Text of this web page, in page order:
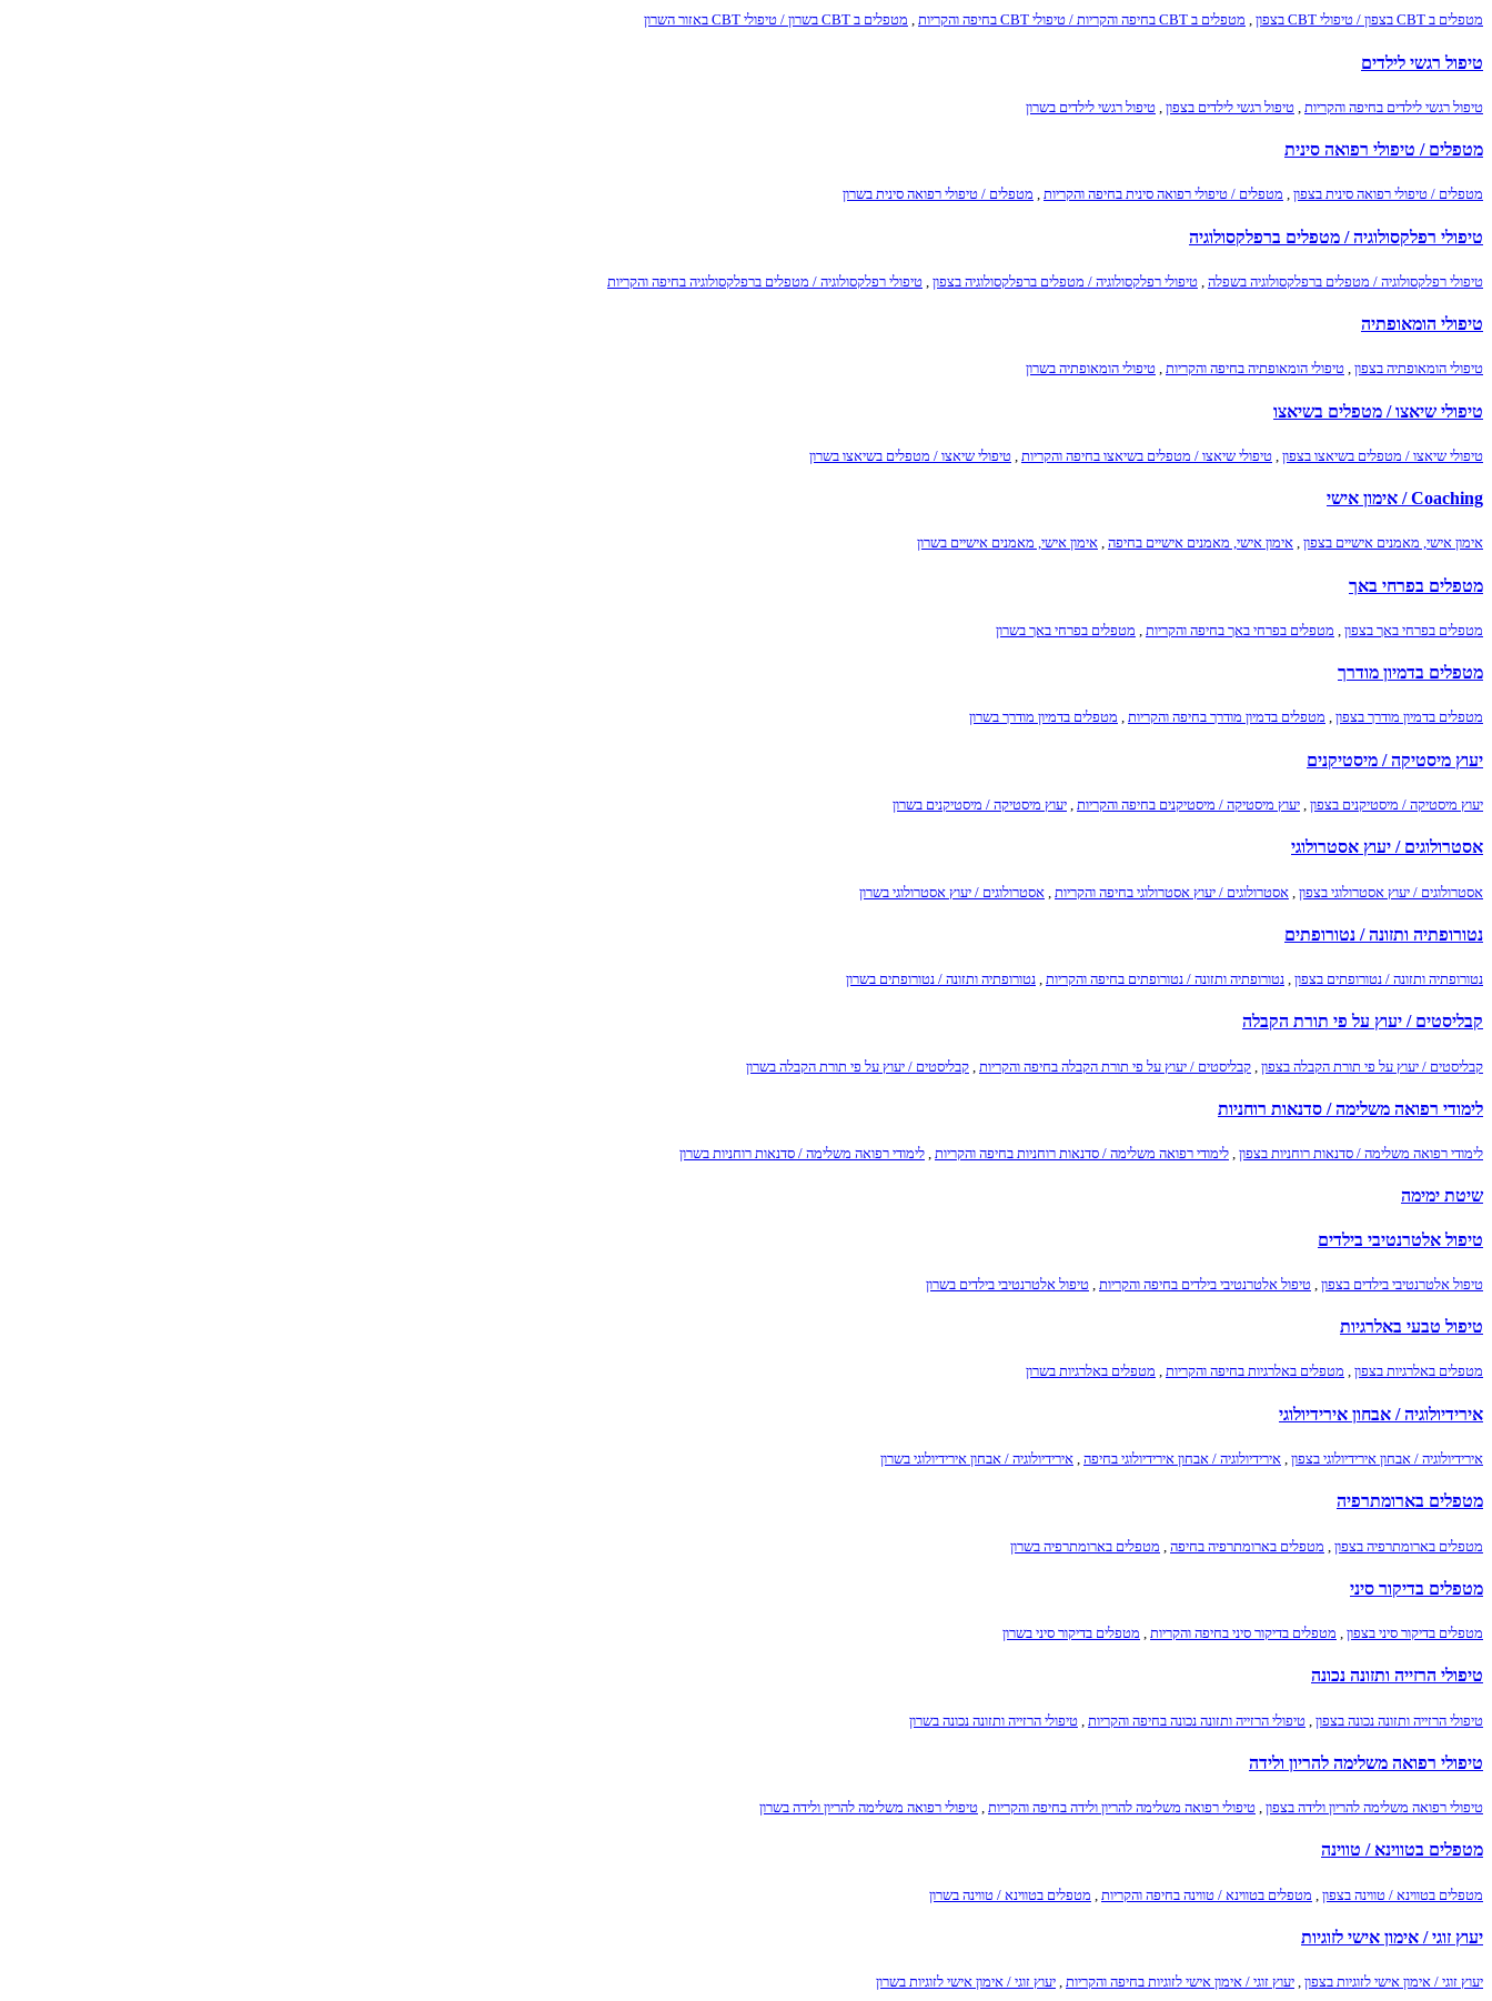
מטפלים ב CBT בצפון / טיפולי CBT בצפון , מטפלים ב CBT בחיפה והקריות / טיפולי CBT בחיפה והקריות , מטפלים ב CBT בשרון / טיפולי CBT באזור השרון
טיפול רגשי לילדים
טיפול רגשי לילדים בחיפה והקריות טיפול רגשי לילדים בצפון טיפול רגשי לילדים בשרון
מטפלים / טיפולי רפואה סינית
מטפלים / טיפולי רפואה סינית בצפון , מטפלים / טיפולי רפואה סינית בחיפה והקריות , מטפלים / טיפולי רפואה סינית בשרון
טיפולי רפלקסולוגיה / מטפלים ברפלקסולוגיה
טיפולי רפלקסולוגיה / מטפלים ברפלקסולוגיה בשפלה טיפולי רפלקסולוגיה / מטפלים ברפלקסולוגיה בצפון טיפולי רפלקסולוגיה / מטפלים ברפלקסולוגיה בחיפה והקריות
טיפולי הומאופתיה
טיפולי הומאופתיה בצפון , טיפולי הומאופתיה בחיפה והקריות , טיפולי הומאופתיה בשרון
טיפולי שיאצו / מטפלים בשיאצו
טיפולי שיאצו / מטפלים בשיאצו בצפון טיפולי שיאצו / מטפלים בשיאצו בחיפה והקריות טיפולי שיאצו / מטפלים בשיאצו בשרון
Coaching / אימון אישי
אימון אישי, מאמנים אישיים בצפון , אימון אישי, מאמנים אישיים בחיפה , אימון אישי, מאמנים אישיים בשרון
מטפלים בפרחי באך
מטפלים בפרחי באך בצפון מטפלים בפרחי באך בחיפה והקריות מטפלים בפרחי באך בשרון
מטפלים בדמיון מודרך
מטפלים בדמיון מודרך בצפון , מטפלים בדמיון מודרך בחיפה והקריות , מטפלים בדמיון מודרך בשרון
יעוץ מיסטיקה / מיסטיקנים
יעוץ מיסטיקה / מיסטיקנים בצפון , יעוץ מיסטיקה / מיסטיקנים בחיפה והקריות , יעוץ מיסטיקה / מיסטיקנים בשרון
אסטרולוגים / יעוץ אסטרולוגי
אסטרולוגים / יעוץ אסטרולוגי בצפון אסטרולוגים / יעוץ אסטרולוגי בחיפה והקריות אסטרולוגים / יעוץ אסטרולוגי בשרון
נטורופתיה ותזונה / נטורופתים
נטורופתיה ותזונה / נטורופתים בצפון , נטורופתיה ותזונה / נטורופתים בחיפה והקריות , נטורופתיה ותזונה / נטורופתים בשרון
קבליסטים / יעוץ על פי תורת הקבלה
קבליסטים / יעוץ על פי תורת הקבלה בצפון קבליסטים / יעוץ על פי תורת הקבלה בחיפה והקריות קבליסטים / יעוץ על פי תורת הקבלה בשרון
לימודי רפואה משלימה / סדנאות רוחניות
לימודי רפואה משלימה / סדנאות רוחניות בצפון , לימודי רפואה משלימה / סדנאות רוחניות בחיפה והקריות , לימודי רפואה משלימה / סדנאות רוחניות בשרון
שיטת ימימה
טיפול אלטרנטיבי בילדים
טיפול אלטרנטיבי בילדים בצפון טיפול אלטרנטיבי בילדים בחיפה והקריות טיפול אלטרנטיבי בילדים בשרון
טיפול טבעי באלרגיות
מטפלים באלרגיות בצפון , מטפלים באלרגיות בחיפה והקריות , מטפלים באלרגיות בשרון
אירידיולוגיה / אבחון אירידיולוגי
אירידיולוגיה / אבחון אירידיולוגי בצפון , אירידיולוגיה / אבחון אירידיולוגי בחיפה , אירידיולוגיה / אבחון אירידיולוגי בשרון
מטפלים בארומתרפיה
מטפלים בארומתרפיה בצפון מטפלים בארומתרפיה בחיפה מטפלים בארומתרפיה בשרון
מטפלים בדיקור סיני
מטפלים בדיקור סיני בצפון , מטפלים בדיקור סיני בחיפה והקריות , מטפלים בדיקור סיני בשרון
טיפולי הרזייה ותזונה נכונה
טיפולי הרזייה ותזונה נכונה בצפון טיפולי הרזייה ותזונה נכונה בחיפה והקריות טיפולי הרזייה ותזונה נכונה בשרון
טיפולי רפואה משלימה להריון ולידה
טיפולי רפואה משלימה להריון ולידה בצפון , טיפולי רפואה משלימה להריון ולידה בחיפה והקריות , טיפולי רפואה משלימה להריון ולידה בשרון
מטפלים בטווינא / טווינה
מטפלים בטווינא / טווינה בצפון מטפלים בטווינא / טווינה בחיפה והקריות מטפלים בטווינא / טווינה בשרון
יעוץ זוגי / אימון אישי לזוגיות
יעוץ זוגי / אימון אישי לזוגיות בצפון , יעוץ זוגי / אימון אישי לזוגיות בחיפה והקריות , יעוץ זוגי / אימון אישי לזוגיות בשרון